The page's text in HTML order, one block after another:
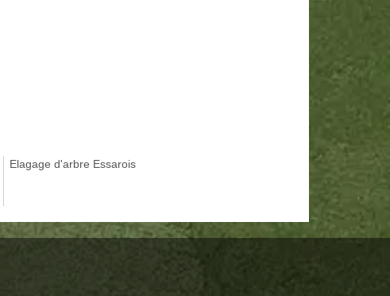
Elagage d'arbre Essarois